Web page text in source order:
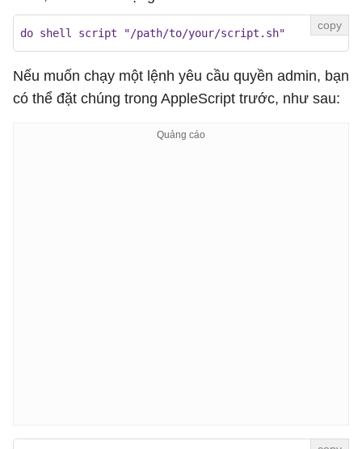
do shell script "/path/to/your/script.sh"
Nếu muốn chạy một lệnh yêu cầu quyền admin, bạn
có thể đặt chúng trong AppleScript trước, như sau: